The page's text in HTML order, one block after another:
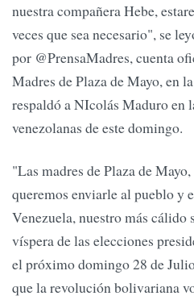
nuestra compañera Hebe,
veces que sea necesario", se
por @PrensaMadres, cuenta
Madres de Plaza de Mayo, en
respaldó a NIcolás Maduro en
venezolanas de este domingo.
"Las madres de Plaza de
queremos enviarle al pueblo y
Venezuela, nuestro más
víspera de las elecciones
el próximo domingo 28 de
que la revolución bolivariana